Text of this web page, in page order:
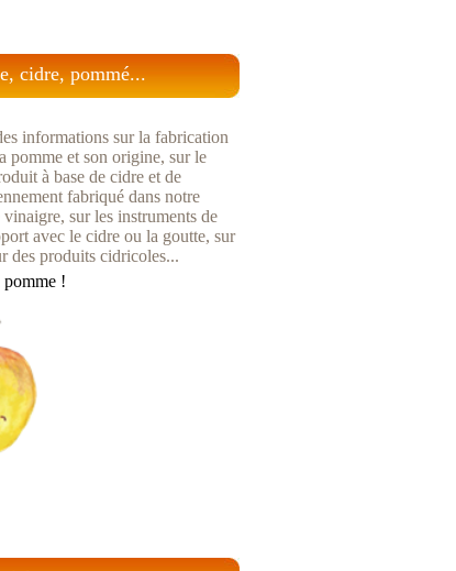
cidre, pommé...
informations sur la fabrication
pomme et son origine, sur le
à base de cidre et de
fabriqué dans notre
sur les instruments de
avec le cidre ou la goutte, sur
des produits cidricoles...
!